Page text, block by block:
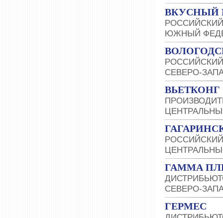
ВКУСНЫЙ
ЮЖНЫЙ
СЕВЕРО-
ВЬЕТКОНГ
ГАММА
СЕВЕРО-
ГЕРМЕС